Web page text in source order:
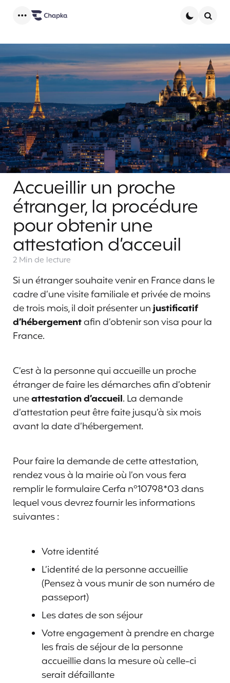
Accueillir un proche
étranger, la procédure
pour obtenir une
attestation d’acceuil
2 Min de lecture
Si un étranger souhaite venir en France dans le
cadre d’une visite familiale et privée de moins
de trois mois, il doit présenter unjustificatif
d’hébergementafin d’obtenir son visa pour la
France.
C’est à la personne qui accueille un proche
étranger de faire les démarches afin d’obtenir
uneattestation d’accueil. La demande
d’attestation peut être faite jusqu’à six mois
avant la date d’hébergement.
Pour faire la demande de cette attestation,
rendez vous à la mairie où l’on vous fera
remplir le formulaire Cerfa n°10798*03 dans
lequel vous devrez fournir les informations
suivantes :
Votre identité
L’identité de la personne accueillie
(Pensez à vous munir de son numéro de
passeport)
Les dates de son séjour
Votre engagement à prendre en charge
les frais de séjour de la personne
accueillie dans la mesure où celle-ci
serait défaillante